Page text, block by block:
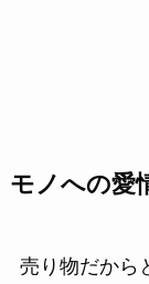
モノへの愛
売り物だから